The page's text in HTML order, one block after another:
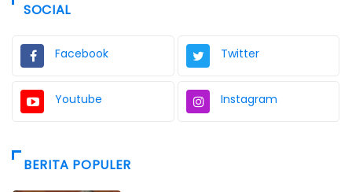
SOCIAL
Facebook Twitter
Youtube Instagram
BERITA POPULER